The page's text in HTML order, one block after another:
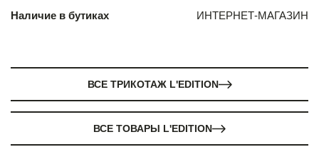
Наличие в бутиках
ИНТЕРНЕТ-МАГАЗИН
ВСЕ ТРИКОТАЖ L'EDITION
ВСЕ ТОВАРЫ L'EDITION